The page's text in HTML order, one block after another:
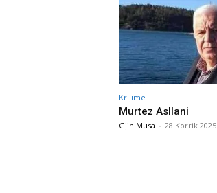
Krijime
Murtez Asllani
Gjin Musa - 28 Korrik 2025